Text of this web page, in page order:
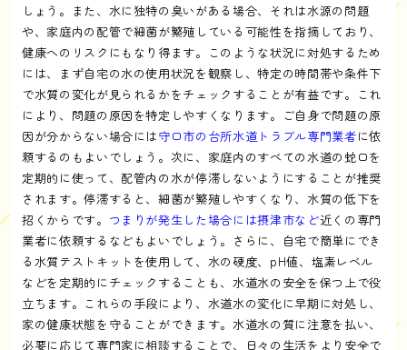
しょう。また、水に独特の臭いがある場合、それは水源の問題
や、家庭内の配管で細菌が繁殖している可能性を指摘しており、
健康へのリスクにもなり得ます。このような状況に対処するため
には、まず自宅の水の使用状況を観察し、特定の時間帯や条件下
で水質の変化が見られるかをチェックすることが有益です。これ
により、問題の原因を特定しやすくなります。ご自身で問題の原
因が分からない場合には守口市の台所水道トラブル専門業者に依
頼するのもよいでしょう。次に、家庭内のすべての水道の蛇口を
定期的に使って、配管内の水が停滞しないようにすることが推奨
されます。停滞すると、細菌が繁殖しやすくなり、水質の低下を
招くからです。 つまりが発生した場合には摂津市など近くの専門
業者に依頼するなどもよいでしょう。さらに、自宅で簡単にでき
る水質テストキットを使用して、水の硬度、pH値、塩素レベル
などを定期的にチェックすることも、水道水の安全を保つ上で役
立ちます。これらの手段により、水道水の変化に早期に対処し、
家の健康状態を守ることができます。水道水の質に注意を払い、
必要に応じて専門家に相談することで、日々の生活をより安全で